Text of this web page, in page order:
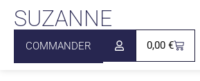
SUZANNE
COMMANDER 0,00 €